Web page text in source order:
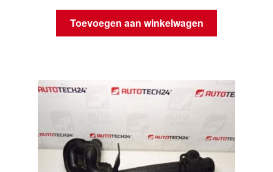
Toevoegen aan winkelwagen